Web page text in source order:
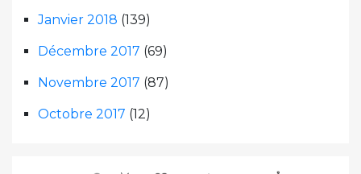
Janvier 2018 (139)
Décembre 2017 (69)
Novembre 2017 (87)
Octobre 2017 (12)